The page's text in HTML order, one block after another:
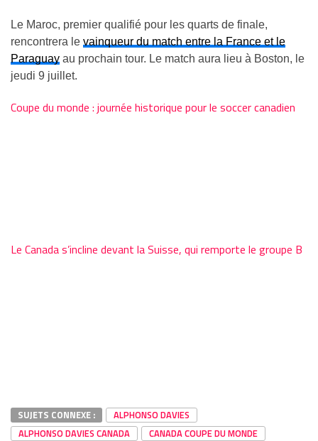
Le Maroc, premier qualifié pour les quarts de finale,
rencontrera le vainqueur du match entre la France et le
Paraguay au prochain tour. Le match aura lieu à Boston, le
jeudi 9 juillet.
Coupe du monde : journée historique pour le soccer canadien
Le Canada s’incline devant la Suisse, qui remporte le groupe B
SUJETS CONNEXE :
ALPHONSO DAVIES
ALPHONSO DAVIES CANADA
CANADA COUPE DU MONDE